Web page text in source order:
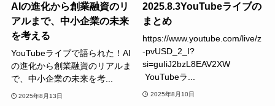
AIの進化から創業融資のリ
アルまで、中小企業の未来
を考える
YouTubeライブで語られた！AI
の進化から創業融資のリアルま
で、中小企業の未来を考...
2025年8月13日
2025.8.3YouTubeライブの
まとめ
https://www.youtube.com/live/z
-pvUSD_2_I?
si=guIiJ2bzL8EAV2XW
YouTubeラ...
2025年8月10日